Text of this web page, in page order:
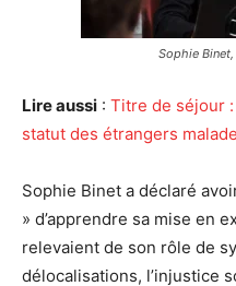
Sophie
Lire aussi : Titre de séjour
statut des étrangers
Sophie Binet a déclaré
» d’apprendre sa mise en
relevaient de son rôle de
délocalisations, l’injustice